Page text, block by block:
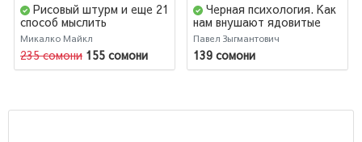
Рисовый штурм и еще 21
способ мыслить
нестандартно
Микалко Майкл
235 сомони 155 сомони
Черная психология. Как
нам внушают ядовитые
установки и можно ли от
этого защититься
Павел Зыгмантович
139 сомони